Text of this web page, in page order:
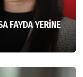
FAYDA YERİNE